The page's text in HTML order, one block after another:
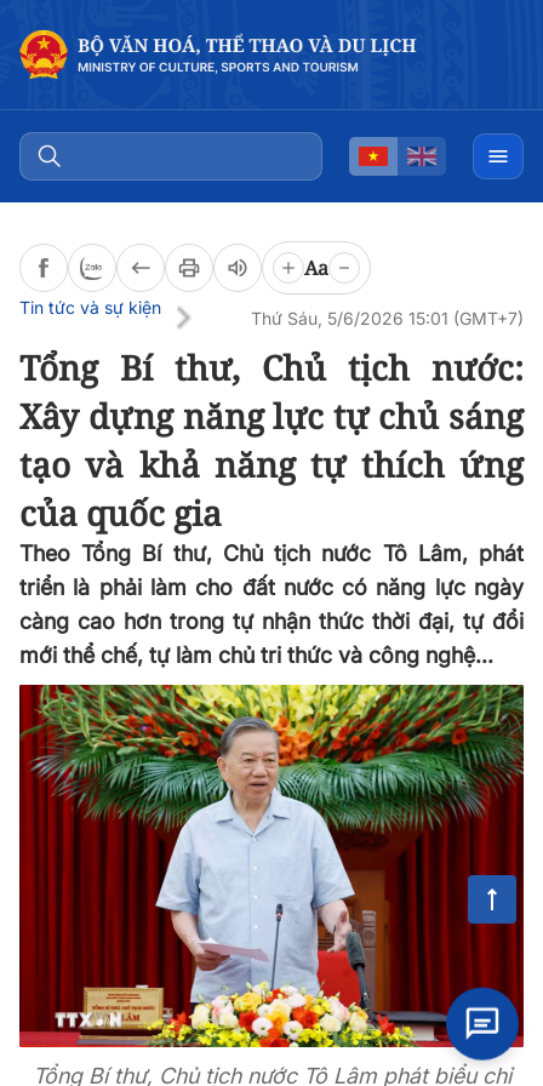
Aa
Tin tức và sự kiện
Thứ Sáu, 5/6/2026 15:01 (GMT+7)
Tổng Bí thư, Chủ tịch nước:
Xây dựng năng lực tự chủ sáng
tạo và khả năng tự thích ứng
của quốc gia
Theo Tổng Bí thư, Chủ tịch nước Tô Lâm, phát
triển là phải làm cho đất nước có năng lực ngày
càng cao hơn trong tự nhận thức thời đại, tự đổi
mới thể chế, tự làm chủ tri thức và công nghệ...
Tổng Bí thư, Chủ tịch nước Tô Lâm phát biểu chỉ
Đọc bài